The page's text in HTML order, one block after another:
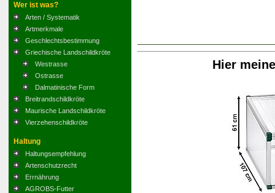
Wer ist was?
Arten / Systematik
Artmerkmale
Geschlechtsbestimmung
Griechische Landschildkröte
Westrasse
Ostrasse
Dalmatinische Form
Breitrandschildkröte
Maurische Landschildkröte
Vierzehenschildkröte
Haltung
Haltungsempfehlung
Artenschutzrecht
Errnährung
AGROBS-Futter
Hier